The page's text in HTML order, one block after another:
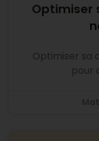
Optimiser
Optimiser sa
pour